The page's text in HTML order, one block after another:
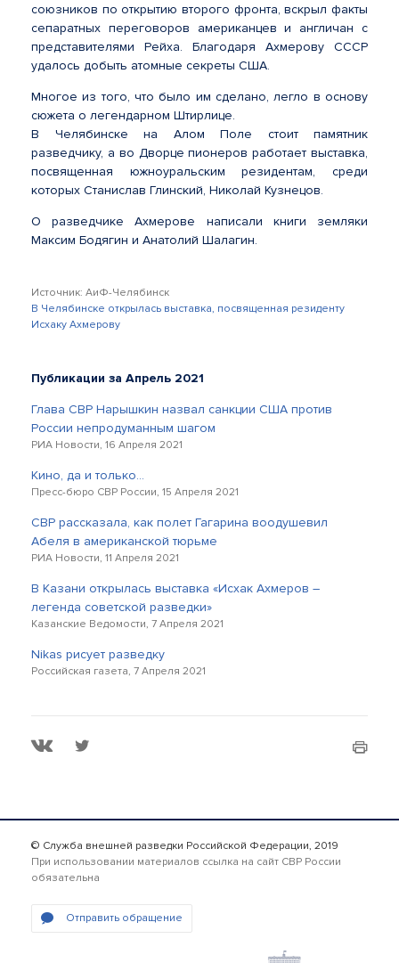
союзников по открытию второго фронта, вскрыл факты
сепаратных переговоров американцев и англичан с
представителями Рейха. Благодаря Ахмерову СССР
удалось добыть атомные секреты США.
Многое из того, что было им сделано, легло в основу
сюжета о легендарном Штирлице.
В Челябинске на Алом Поле стоит памятник
разведчику, а во Дворце пионеров работает выставка,
посвященная южноуральским резидентам, среди
которых Станислав Глинский, Николай Кузнецов.
О разведчике Ахмерове написали книги земляки
Максим Бодягин и Анатолий Шалагин.
Источник: АиФ-Челябинск
В Челябинске открылась выставка, посвященная резиденту
Исхаку Ахмерову
Публикации за Апрель 2021
Глава СВР Нарышкин назвал санкции США против
России непродуманным шагом
РИА Новости, 16 Апреля 2021
Кино, да и только…
Пресс-бюро СВР России, 15 Апреля 2021
СВР рассказала, как полет Гагарина воодушевил
Абеля в американской тюрьме
РИА Новости, 11 Апреля 2021
В Казани открылась выставка «Исхак Ахмеров –
легенда советской разведки»
Казанские Ведомости, 7 Апреля 2021
Nikas рисует разведку
Российская газета, 7 Апреля 2021
© Служба внешней разведки Российской Федерации, 2019
При использовании материалов ссылка на сайт СВР России
обязательна
Отправить обращение